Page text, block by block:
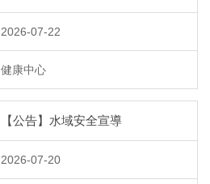
2026-07-22
健康中心
【公告】水域安全宣導
2026-07-20